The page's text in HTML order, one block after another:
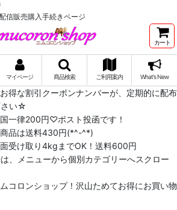
信販売購入手続きページ
カート
マイページ 商品検索 ご利用案内 What's New
得な割引クーポンナンバーが、定期的に配布
さい☆
一律200円♡ポスト投函です！
品は送料430円(*^-^*)
受け取り4kgまでOK！送料600円
、メニューから個別カテゴリーへスクロー
コロンショップ！沢山ためてお得にお買い物